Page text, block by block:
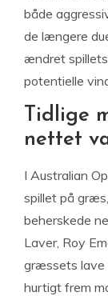
både
de længere
ændret
potentielle
Tidlige
nettet
I Australian
spillet på
beherskede
Laver, Roy
græssets lave
hurtigt frem